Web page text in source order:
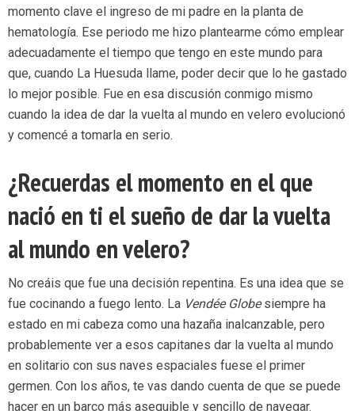
momento clave el ingreso de mi padre en la planta de
hematología. Ese periodo me hizo plantearme cómo emplear
adecuadamente el tiempo que tengo en este mundo para
que, cuando La Huesuda llame, poder decir que lo he gastado
lo mejor posible. Fue en esa discusión conmigo mismo
cuando la idea de dar la vuelta al mundo en velero evolucionó
y comencé a tomarla en serio.
¿Recuerdas el momento en el que
nació en ti el sueño de dar la vuelta
al mundo en velero?
No creáis que fue una decisión repentina. Es una idea que se
fue cocinando a fuego lento. La Vendée Globesiempre ha
estado en mi cabeza como una hazaña inalcanzable, pero
probablemente ver a esos capitanes dar la vuelta al mundo
en solitario con sus naves espaciales fuese el primer
germen. Con los años, te vas dando cuenta de que se puede
hacer en un barco más asequible y sencillo de navegar.